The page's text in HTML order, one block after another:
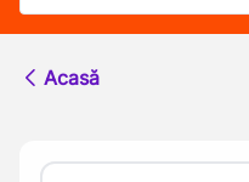
Acasă